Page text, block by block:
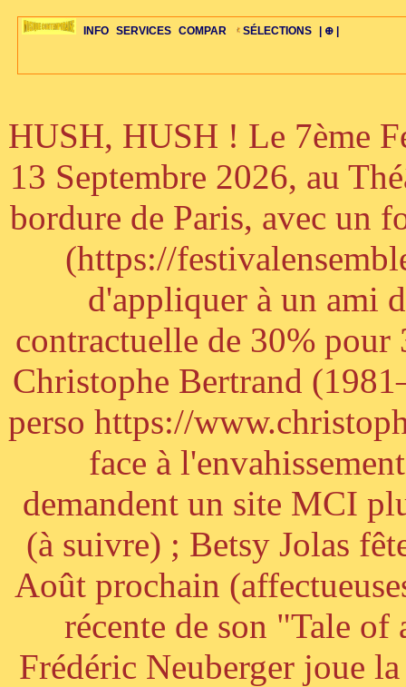
INFO
ÉDITORIAUX ACTUS-CONCERTS HISTOIRE PAYS STYLES-ÉCOLES
SERVICES
MAJ-LISTE ARCH-CONCERTS LIENS RADIOS VIDÉOS PLAN FAQS
COMPAR
SÉLECTION GUIDE-EXPRESS ŒUVRES BIOGRAPHIES PERSPECTIVE
SÉLECTIONS
SÉLECTION COMPOS-INTRO COMPO-INDIV ŒUVRES-INDIV
| ⊕ |
20ÈME PARAL 1001 CD TOP-REC BONUS-ROMANS BONUS-FILMS
CELLO-C
ALTO-C
VIOLON-C
PIANO-CONC GRAND-
HUSH, HUSH ! Le 7ème
13 Septembre 2026, au
bordure de Paris, avec un
(https://
d'appliquer à un ami
contractuelle de 30% pour
Christophe Bertrand
perso https://
face à
demandent un site MCI
(à suivre) ; Betsy Jolas
Août prochain
récente de son "Tale of
Frédéric Neuberger joue